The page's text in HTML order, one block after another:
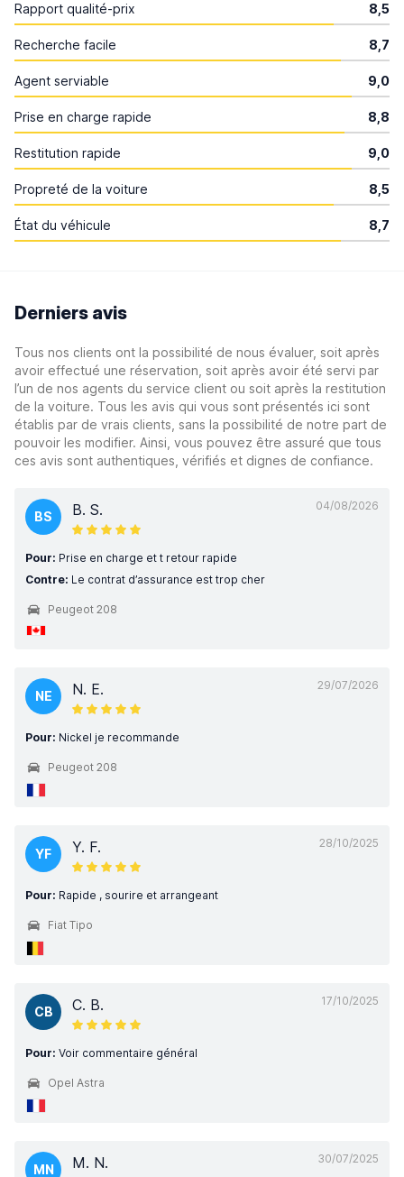
Rapport qualité-prix 8,5
Recherche facile 8,7
Agent serviable 9,0
Prise en charge rapide 8,8
Restitution rapide 9,0
Propreté de la voiture 8,5
État du véhicule 8,7
Derniers avis
Tous nos clients ont la possibilité de nous évaluer, soit après
avoir effectué une réservation, soit après avoir été servi par
l’un de nos agents du service client ou soit après la restitution
de la voiture. Tous les avis qui vous sont présentés ici sont
établis par de vrais clients, sans la possibilité de notre part de
pouvoir les modifier. Ainsi, vous pouvez être assuré que tous
ces avis sont authentiques, vérifiés et dignes de confiance.
04/08/2026
BS B. S.
Pour: Prise en charge et t retour rapide
Contre: Le contrat d’assurance est trop cher
Peugeot 208
29/07/2026
NE N. E.
Pour: Nickel je recommande
Peugeot 208
28/10/2025
YF Y. F.
Pour: Rapide , sourire et arrangeant
Fiat Tipo
17/10/2025
CB C. B.
Pour: Voir commentaire général
Opel Astra
30/07/2025
MN M. N.